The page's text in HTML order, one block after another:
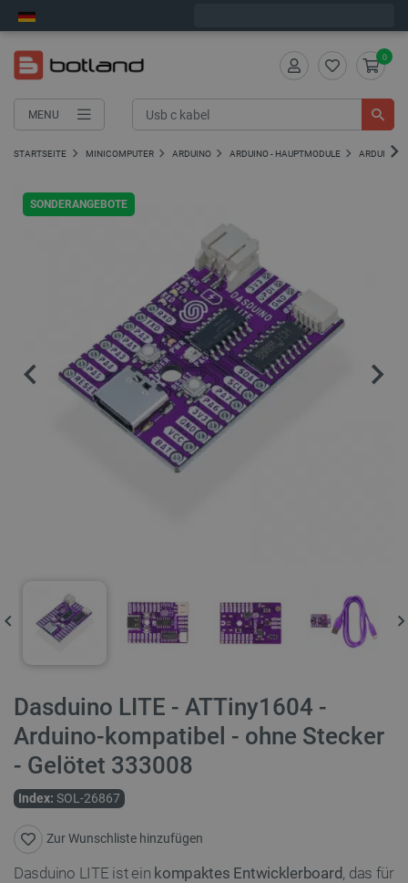
MENU
0
STARTSEITE MINICOMPUTER ARDUINO ARDUINO - HAUPTMODULE ARDUINO-
SONDERANGEBOTE
Dasduino LITE - ATTiny1604 -
Arduino-kompatibel - ohne Stecker
- Gelötet 333008
Index: SOL-26867
Zur Wunschliste hinzufügen
Dasduino LITE ist ein kompaktes Entwicklerboard, das für